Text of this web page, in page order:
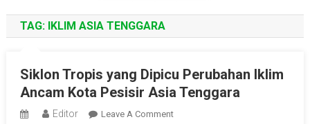
TAG: IKLIM ASIA TENGGARA
Siklon Tropis yang Dipicu Perubahan Iklim
Ancam Kota Pesisir Asia Tenggara
Editor Leave A CommentOn